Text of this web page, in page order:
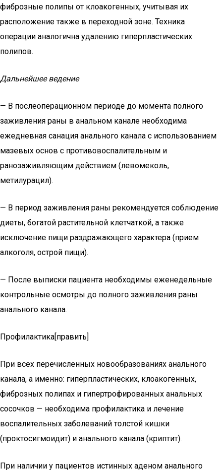
фиброзные полипы от клоакогенных, учитывая их
расположение также в переходной зоне. Техника
операции аналогична удалению гиперпластических
полипов.
Дальнейшее ведение
— В послеоперационном периоде до момента полного
заживления раны в анальном канале необходима
ежедневная санация анального канала с использованием
мазевых основ с противовоспалительным и
ранозаживляющим действием (левомеколь,
метилурацил).
— В период заживления раны рекомендуется соблюдение
диеты, богатой растительной клетчаткой, а также
исключение пищи раздражающего характера (прием
алкоголя, острой пищи).
— После выписки пациента необходимы еженедельные
контрольные осмотры до полного заживления раны
анального канала.
Профилактика[править]
При всех перечисленных новообразованиях анального
канала, а именно: гиперпластических, клоакогенных,
фиброзных полипах и гипертрофированных анальных
сосочков — необходима профилактика и лечение
воспалительных заболеваний толстой кишки
(проктосигмоидит) и анального канала (криптит).
При наличии у пациентов истинных аденом анального